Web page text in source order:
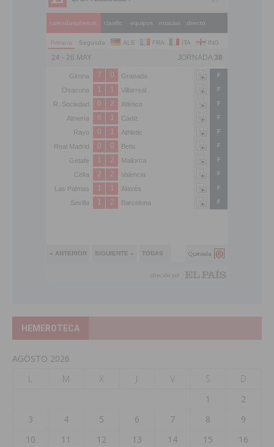
HEMEROTECA
AGOSTO 2026
L
M X J V S
D
1
2
3
4 5 6 7 8
9
10
11 12 13 14 15
16